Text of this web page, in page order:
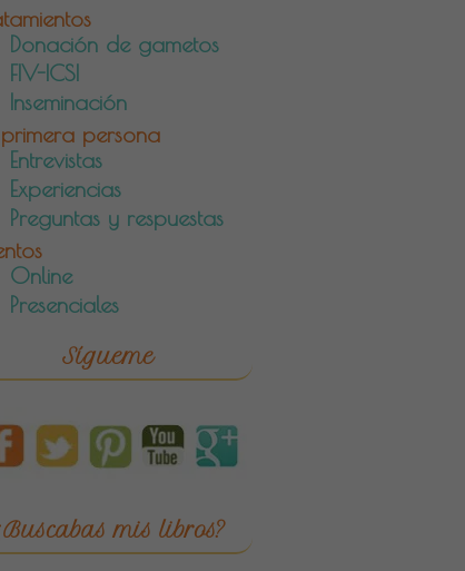
Donación de gametos
FIV-ICSI
Inseminación
primera persona
Entrevistas
Experiencias
Preguntas y respuestas
Online
Presenciales
Sígueme
mis libros?